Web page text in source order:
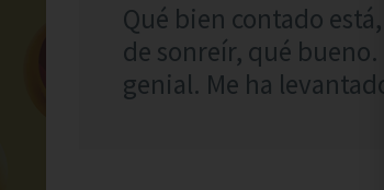
Qué bien contado
de sonreír, qué
genial. Me ha